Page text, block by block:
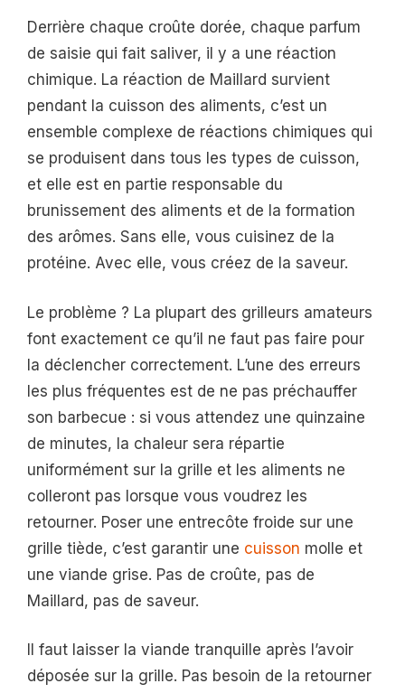
Derrière chaque croûte dorée, chaque parfum
de saisie qui fait saliver, il y a une réaction
chimique. La réaction de Maillard survient
pendant la cuisson des aliments, c’est un
ensemble complexe de réactions chimiques qui
se produisent dans tous les types de cuisson,
et elle est en partie responsable du
brunissement des aliments et de la formation
des arômes. Sans elle, vous cuisinez de la
protéine. Avec elle, vous créez de la saveur.
Le problème ? La plupart des grilleurs amateurs
font exactement ce qu’il ne faut pas faire pour
la déclencher correctement. L’une des erreurs
les plus fréquentes est de ne pas préchauffer
son barbecue : si vous attendez une quinzaine
de minutes, la chaleur sera répartie
uniformément sur la grille et les aliments ne
colleront pas lorsque vous voudrez les
retourner. Poser une entrecôte froide sur une
grille tiède, c’est garantir une cuisson molle et
une viande grise. Pas de croûte, pas de
Maillard, pas de saveur.
Il faut laisser la viande tranquille après l’avoir
déposée sur la grille. Pas besoin de la retourner